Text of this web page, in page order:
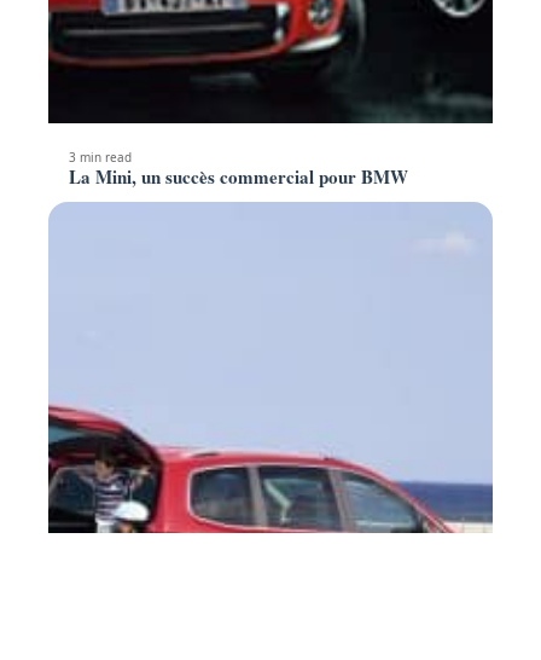
3 min read
La Mini, un succès commercial pour BMW